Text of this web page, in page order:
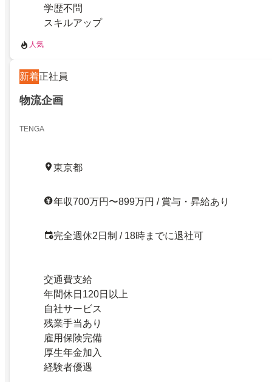
学歴不問
スキルアップ
人気
新着正社員
物流企画
TENGA
東京都
年収700万円〜899万円 / 賞与・昇給あり
完全週休2日制 / 18時までに退社可
交通費支給
年間休日120日以上
自社サービス
残業手当あり
雇用保険完備
厚生年金加入
経験者優遇